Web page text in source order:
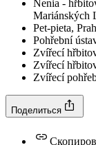
Nenia -
Mariánských
Pet-pieta,
Pohřební
Zvířecí
Zvířecí
Zvířecí
Поделиться